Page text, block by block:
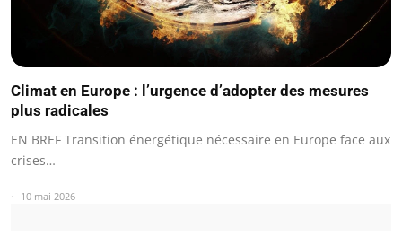
Climat en Europe : l’urgence d’adopter des mesures
plus radicales
EN BREF Transition énergétique nécessaire en Europe face aux
crises…
10 mai 2026